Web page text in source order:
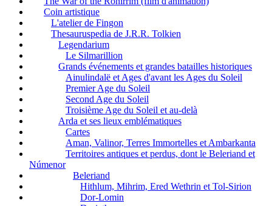
Coin artistique
L'atelier de Fingon
Thesauruspedia de J.R.R. Tolkien
Legendarium
Le Silmarillion
Grands événements et grandes batailles historiques
Ainulindalë et Ages d'avant les Ages du Soleil
Premier Age du Soleil
Second Age du Soleil
Troisième Age du Soleil et au-delà
Arda et ses lieux emblématiques
Cartes
Aman, Valinor, Terres Immortelles et Ambarkanta
Territoires antiques et perdus, dont le Beleriand et
Númenor
Beleriand
Hithlum, Mihrim, Ered Wethrin et Tol-Sirion
Dor-Lomin